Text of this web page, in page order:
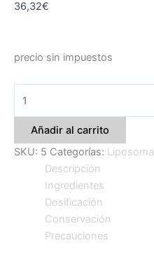
36,32€
precio sin impuestos
Añadir al carrito
SKU: 5 Categorías: Liposomal
Descripción
Ingredientes
Dosificación
Conservación
Precauciones